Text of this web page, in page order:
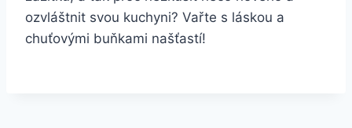
ozvláštnit svou kuchyni? Vařte s láskou a
chuťovými buňkami našťastí!